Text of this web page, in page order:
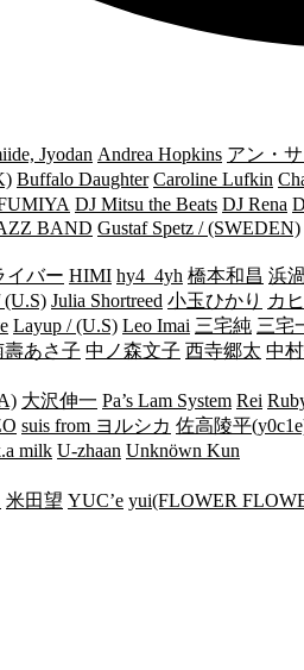
Jyodan Andrea Hopkins アン・
Buffalo Daughter Caroline Lufkin
DJ Mitsu the Beats DJ Rena
BAND Gustaf Spetz / (SWEDEN)
イバー HIMI hy4_4yh 橋本和昌 浜
(U.S) Julia Shortreed 小玉ひかり カ
Layup / (U.S) Leo Imai 三宅純 三宅
壽あさ子 中ノ森文子 西寺郷太 中
大沢伸一 Pa’s Lam System Rei
suis from ヨルシカ 佐高陵平
milk U-zhaan Unknöwn Kun
米田望 YUC’e yui(FLOWER